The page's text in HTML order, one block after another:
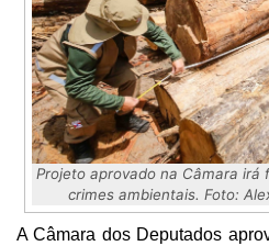
Projeto aprovado na Câmara irá
crimes ambientais. Foto:
A Câmara dos Deputados